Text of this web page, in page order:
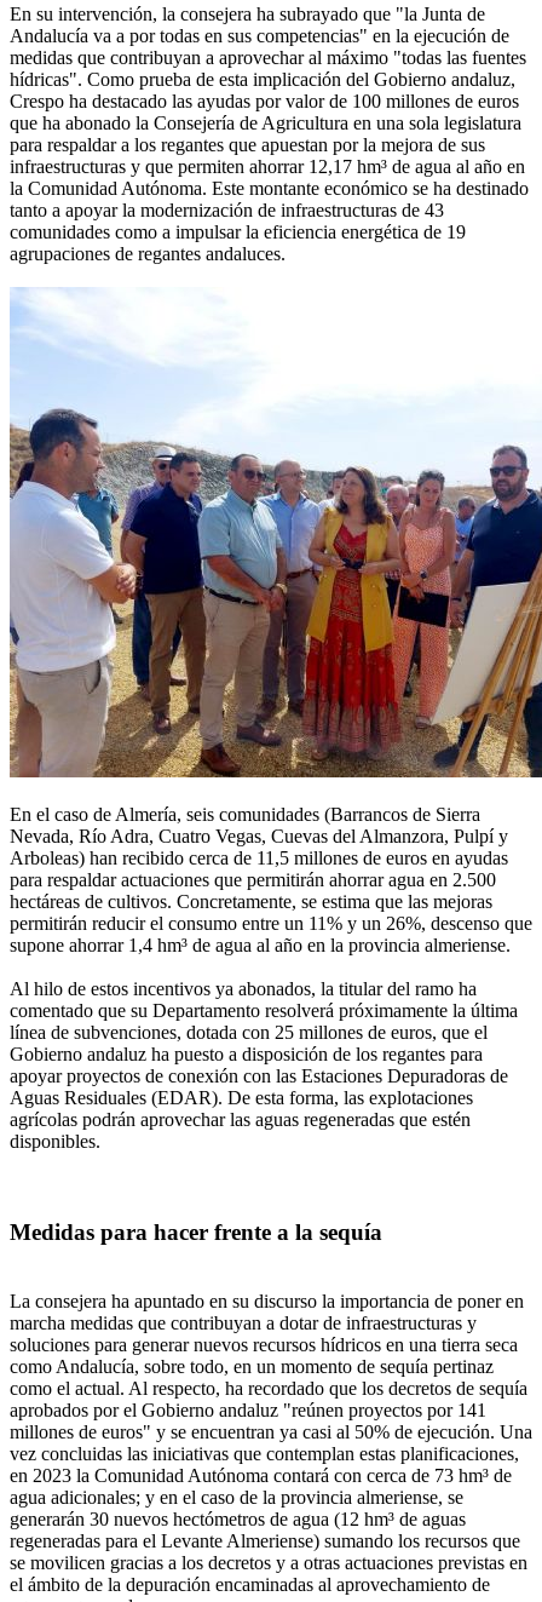
En su intervención, la consejera ha subrayado que "la Junta de
Andalucía va a por todas en sus competencias" en la ejecución de
medidas que contribuyan a aprovechar al máximo "todas las fuentes
hídricas". Como prueba de esta implicación del Gobierno andaluz,
Crespo ha destacado las ayudas por valor de 100 millones de euros
que ha abonado la Consejería de Agricultura en una sola legislatura
para respaldar a los regantes que apuestan por la mejora de sus
infraestructuras y que permiten ahorrar 12,17 hm³ de agua al año en
la Comunidad Autónoma. Este montante económico se ha destinado
tanto a apoyar la modernización de infraestructuras de 43
comunidades como a impulsar la eficiencia energética de 19
agrupaciones de regantes andaluces.
En el caso de Almería, seis comunidades (Barrancos de Sierra
Nevada, Río Adra, Cuatro Vegas, Cuevas del Almanzora, Pulpí y
Arboleas) han recibido cerca de 11,5 millones de euros en ayudas
para respaldar actuaciones que permitirán ahorrar agua en 2.500
hectáreas de cultivos. Concretamente, se estima que las mejoras
permitirán reducir el consumo entre un 11% y un 26%, descenso que
supone ahorrar 1,4 hm³ de agua al año en la provincia almeriense.
Al hilo de estos incentivos ya abonados, la titular del ramo ha
comentado que su Departamento resolverá próximamente la última
línea de subvenciones, dotada con 25 millones de euros, que el
Gobierno andaluz ha puesto a disposición de los regantes para
apoyar proyectos de conexión con las Estaciones Depuradoras de
Aguas Residuales (EDAR). De esta forma, las explotaciones
agrícolas podrán aprovechar las aguas regeneradas que estén
disponibles.
Medidas para hacer frente a la sequía
La consejera ha apuntado en su discurso la importancia de poner en
marcha medidas que contribuyan a dotar de infraestructuras y
soluciones para generar nuevos recursos hídricos en una tierra seca
como Andalucía, sobre todo, en un momento de sequía pertinaz
como el actual. Al respecto, ha recordado que los decretos de sequía
aprobados por el Gobierno andaluz "reúnen proyectos por 141
millones de euros" y se encuentran ya casi al 50% de ejecución. Una
vez concluidas las iniciativas que contemplan estas planificaciones,
en 2023 la Comunidad Autónoma contará con cerca de 73 hm³ de
agua adicionales; y en el caso de la provincia almeriense, se
generarán 30 nuevos hectómetros de agua (12 hm³ de aguas
regeneradas para el Levante Almeriense) sumando los recursos que
se movilicen gracias a los decretos y a otras actuaciones previstas en
el ámbito de la depuración encaminadas al aprovechamiento de